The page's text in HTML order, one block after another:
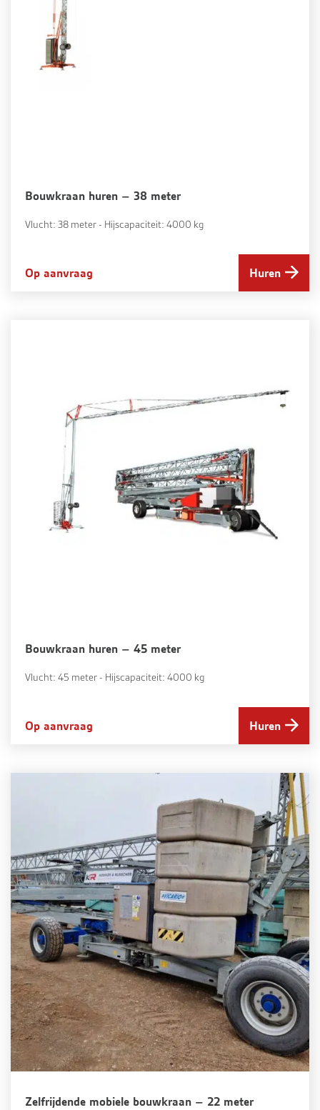
Bouwkraan huren – 38 meter
Vlucht: 38 meter - Hijscapaciteit: 4000 kg
Op aanvraag Huren
Bouwkraan huren – 45 meter
Vlucht: 45 meter - Hijscapaciteit: 4000 kg
Op aanvraag Huren
Zelfrijdende mobiele bouwkraan – 22 meter